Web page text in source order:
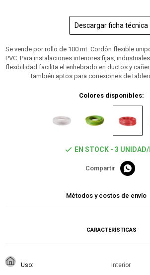
Descargar ficha técnica
Se vende por rollo de 100 mt. Cordón flexible
PVC. Para instalaciones interiores fijas,
flexibilidad facilita el enhebrado en ductos y
También aptos para conexiones de
Colores disponibles:
EN STOCK - 3 UNIDAD/

Métodos y costos de envío
CARACTERÍSTICAS
Uso Interior